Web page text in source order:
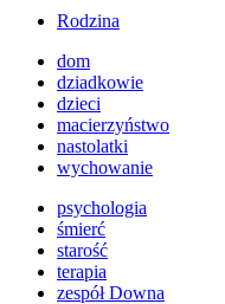
Rodzina
dom
dziadkowie
dzieci
macierzyństwo
nastolatki
wychowanie
psychologia
śmierć
starość
terapia
zespół Downa